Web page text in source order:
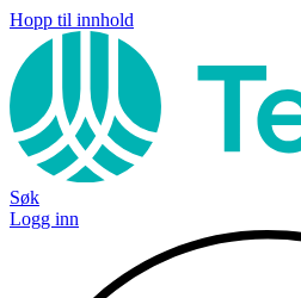
Hopp til innhold
Søk
Logg inn